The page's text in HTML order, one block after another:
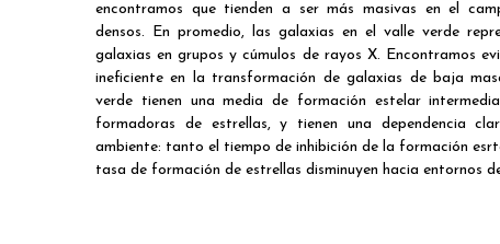
encontramos que tienden a ser más masivas en el
densos. En promedio, las galaxias en el valle verde
galaxias en grupos y cúmulos de rayos X. Encontramos
ineficiente en la transformación de galaxias de baja
verde tienen una media de formación estelar
formadoras de estrellas, y tienen una dependencia
ambiente: tanto el tiempo de inhibición de la formación
tasa de formación de estrellas disminuyen hacia entornos